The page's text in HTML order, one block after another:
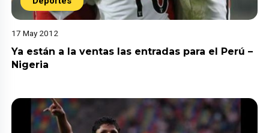
17 May 2012
Ya están a la ventas las entradas para el Perú –
Nigeria